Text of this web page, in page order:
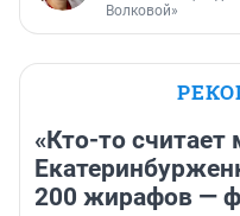
Волковой»
«Кто-то
200 жирафов —